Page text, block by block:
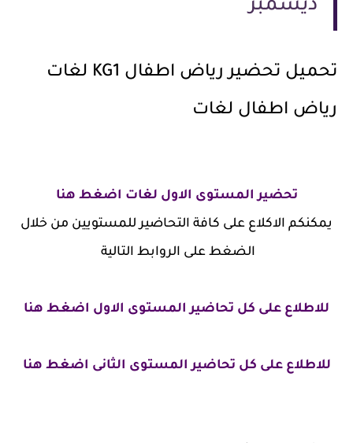
ديسمبر
تحميل تحضير رياض اطفال KG1 لغات
رياض اطفال لغات
تحضير المستوى الاول لغات اضغط هنا
يمكنكم الاكلاع على كافة التحاضير للمستويين من خلال
الضغط على الروابط التالية
للاطلاع على كل تحاضير المستوى الاول اضغط هنا
للاطلاع على كل تحاضير المستوى الثانى اضغط هنا